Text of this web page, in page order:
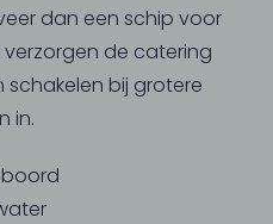
dan een schip voor
de catering
bij grotere
in.